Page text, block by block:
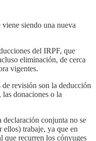
viene siendo una nueva
del IRPF, que
eliminación, de cerca
vigentes.
revisión son la deducción
donaciones o la
declaración conjunta no se
trabaje, ya que en
que recurren los cónyuges